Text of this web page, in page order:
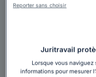
Maître
Juritravail
Lorsque vous
informations pour mesurer
Reporter sans choisir